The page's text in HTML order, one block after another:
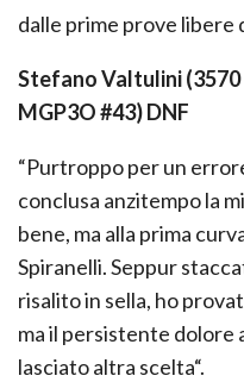
dalle prime prove libere
Stefano Valtulini
MGP3O #43) DNF
“Purtroppo per un
conclusa anzitempo la
bene, ma alla prima
Spiranelli. Seppur
risalito in sella, ho
ma il persistente dolore
lasciato altra scelta“.